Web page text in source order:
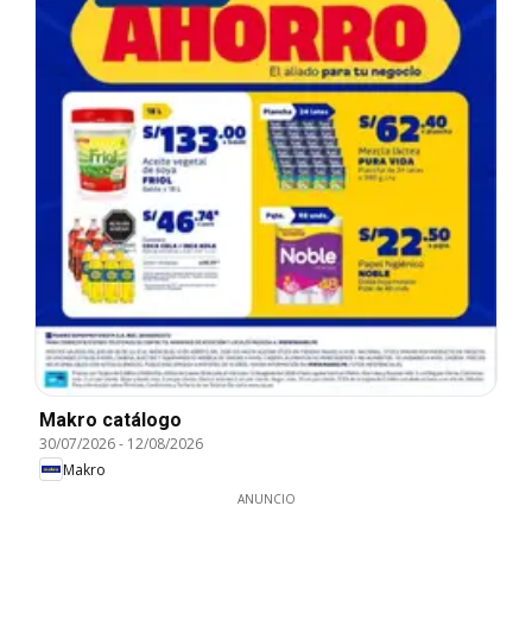
Makro catálogo
30/07/2026- 12/08/2026
Makro
ANUNCIO